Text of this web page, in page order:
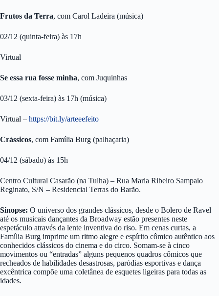
Frutos da Terra, com Carol Ladeira (música)
02/12 (quinta-feira) às 17h
Virtual
Se essa rua fosse minha, com Juquinhas
03/12 (sexta-feira) às 17h (música)
Virtual – https://bit.ly/arteeefeito
Crássicos, com Família Burg (palhaçaria)
04/12 (sábado) às 15h
Centro Cultural Casarão (na Tulha) – Rua Maria Ribeiro Sampaio
Reginato, S/N – Residencial Terras do Barão.
Sinopse: O universo dos grandes clássicos, desde o Bolero de Ravel
até os musicais dançantes da Broadway estão presentes neste
espetáculo através da lente inventiva do riso. Em cenas curtas, a
Família Burg imprime um ritmo alegre e espírito cômico autêntico aos
conhecidos clássicos do cinema e do circo. Somam-se à cinco
movimentos ou “entradas” alguns pequenos quadros cômicos que
recheados de habilidades desastrosas, paródias esportivas e dança
excêntrica compõe uma coletânea de esquetes ligeiras para todas as
idades.